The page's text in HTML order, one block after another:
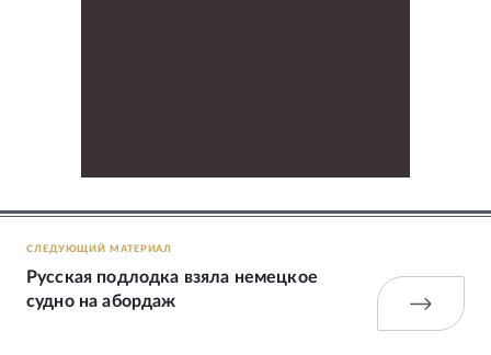
СЛЕДУЮЩИЙ МАТЕРИАЛ
Русская подлодка взяла немецкое
судно на абордаж